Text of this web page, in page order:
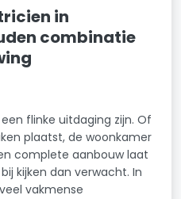
in
combinatie
flinke uitdaging zijn. Of
plaatst, de woonkamer
complete aanbouw laat
kijken dan verwacht. In
vakmense